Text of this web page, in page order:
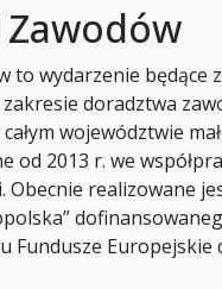
to wydarzenie będące
doradztwa
województwie
od 2013 r. we
Obecnie realizowane
Fundusze Europejskie